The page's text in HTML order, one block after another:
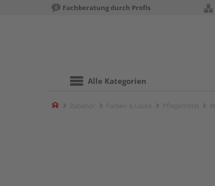
Fachberatung durch Profis
Alle Kategorien
Home